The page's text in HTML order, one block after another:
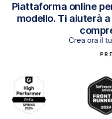
Piattaforma online
modello. Ti aiuterà
Crea ora il